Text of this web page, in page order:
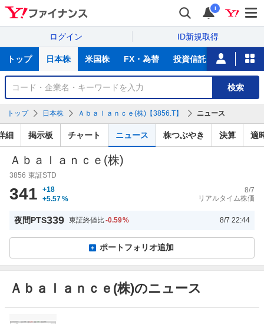
i
ログイン ID新規取得
サ
トップ 日本株 米国株 FX・為替 投資信託 ニュース
銘
検
索
検索
トップ 日本株 Ａｂａｌａｎｃｅ(株)【3856.T】 ニュース
細 掲示板 チャート ニュース 株つぶやき 決算 適
Ａｂａｌａｎｃｅ(株)
3856 東証STD
341
+18
+5.57%
8/7
リアルタイム株価
夜間PTS339 東証終値比-0.59% 8/7 22:44
ポートフォリオ追加
Ａｂａｌａｎｃｅ(株)のニュース